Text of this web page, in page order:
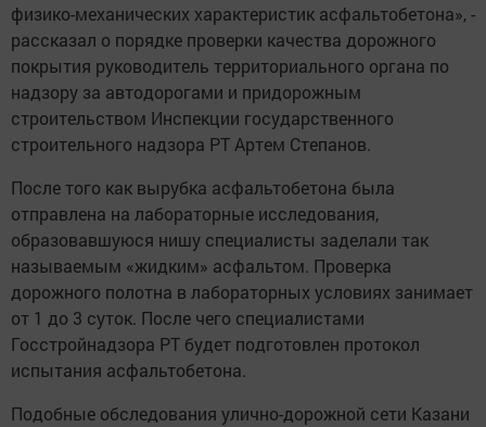
физико-механических характеристик асфальтобетона», -
рассказал о порядке проверки качества дорожного
покрытия руководитель территориального органа по
надзору за автодорогами и придорожным
строительством Инспекции государственного
строительного надзора РТ Артем Степанов.
После того как вырубка асфальтобетона была
отправлена на лабораторные исследования,
образовавшуюся нишу специалисты заделали так
называемым «жидким» асфальтом. Проверка
дорожного полотна в лабораторных условиях занимает
от 1 до 3 суток. После чего специалистами
Госстройнадзора РТ будет подготовлен протокол
испытания асфальтобетона.
Подобные обследования улично-дорожной сети Казани